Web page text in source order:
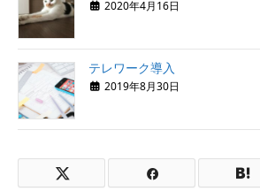
2020年4月16日
テレワーク導入
2019年8月30日